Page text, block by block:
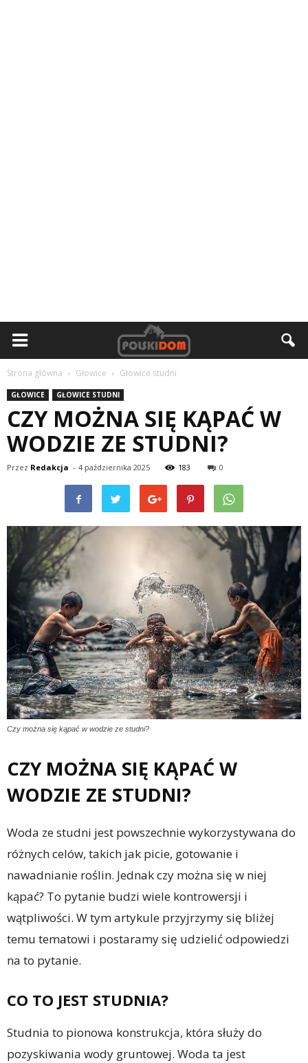
Strona główna Głowice Głowice studni
GŁOWICE GŁOWICE STUDNI
CZY MOŻNA SIĘ KĄPAĆ W
WODZIE ZE STUDNI?
Przez Redakcja - 4 października 2025 183 0
Czy można się kąpać w wodzie ze studni?
CZY MOŻNA SIĘ KĄPAĆ W
WODZIE ZE STUDNI?
Woda ze studni jest powszechnie wykorzystywana do
różnych celów, takich jak picie, gotowanie i
nawadnianie roślin. Jednak czy można się w niej
kąpać? To pytanie budzi wiele kontrowersji i
wątpliwości. W tym artykule przyjrzymy się bliżej
temu tematowi i postaramy się udzielić odpowiedzi
na to pytanie.
CO TO JEST STUDNIA?
Studnia to pionowa konstrukcja, która służy do
pozyskiwania wody gruntowej. Woda ta jest